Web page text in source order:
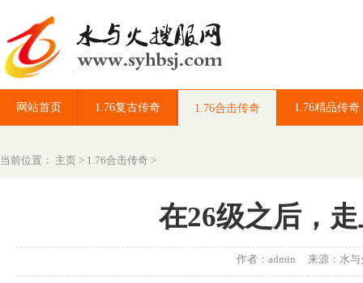
网站首页 1.76复古传奇 1.76合击传奇 1.76精品传奇
当前位置： 主页 > 1.76合击传奇 >
在26级之后，
作者：admin 来源： 水与